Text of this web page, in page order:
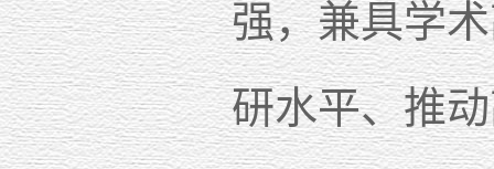
强，兼具学
研水平、推